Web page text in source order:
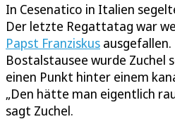
In Cesenatico in Italien
Der letzte Regattatag war
Papst Franziskus
Bostalstausee wurde Zuchel
einen Punkt hinter einem
„Den hätte man eigentlich
sagt Zuchel.